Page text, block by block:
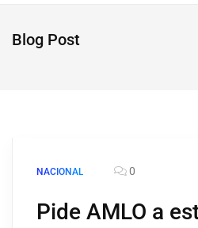
Blog Post
NACIONAL 0
Pide AMLO a